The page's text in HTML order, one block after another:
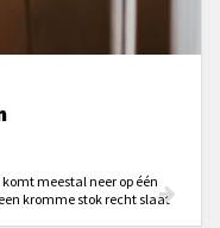
meestal neer op één
kromme stok recht slaat